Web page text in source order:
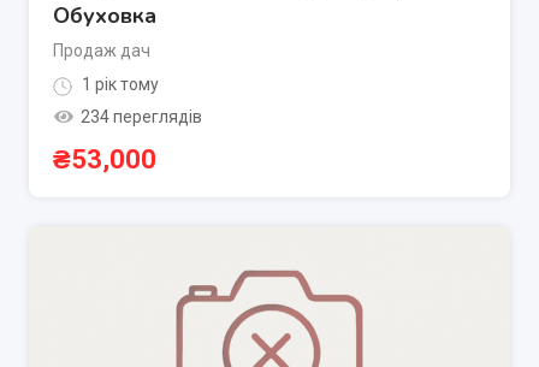
Обуховка
Продаж дач
1 рік тому
234 переглядів
₴53,000